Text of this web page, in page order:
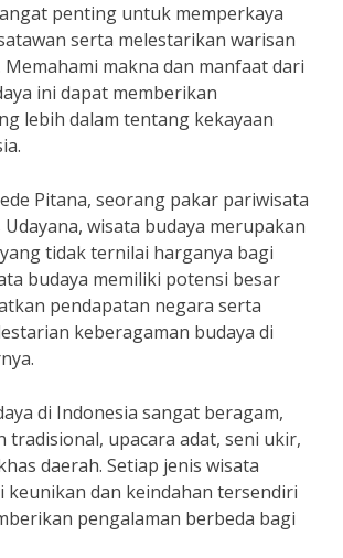
penting untuk memperkaya
serta melestarikan warisan
Memahami makna dan manfaat dari
ini dapat memberikan
lebih dalam tentang kekayaan
Pitana, seorang pakar pariwisata
wisata budaya merupakan
tidak ternilai harganya bagi
budaya memiliki potensi besar
pendapatan negara serta
keberagaman budaya di
di Indonesia sangat beragam,
tradisional, upacara adat, seni ukir,
daerah. Setiap jenis wisata
keunikan dan keindahan tersendiri
pengalaman berbeda bagi